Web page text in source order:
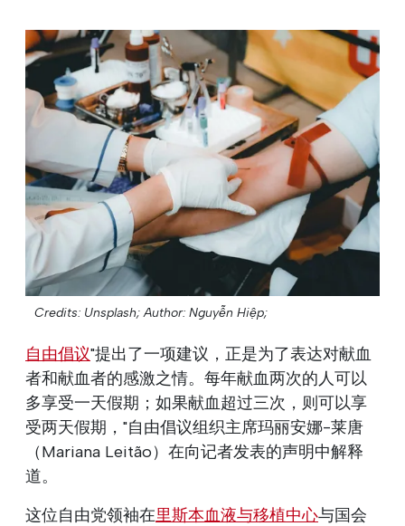
Credits: Unsplash; Author: Nguyễn Hiệp;
自由倡议"提出了一项建议，正是为了表达对献血
者和献血者的感激之情。每年献血两次的人可以
多享受一天假期；如果献血超过三次，则可以享
受两天假期，"自由倡议组织主席玛丽安娜-莱唐
（Mariana Leitão）在向记者发表的声明中解释
道。
这位自由党领袖在里斯本血液与移植中心与国会